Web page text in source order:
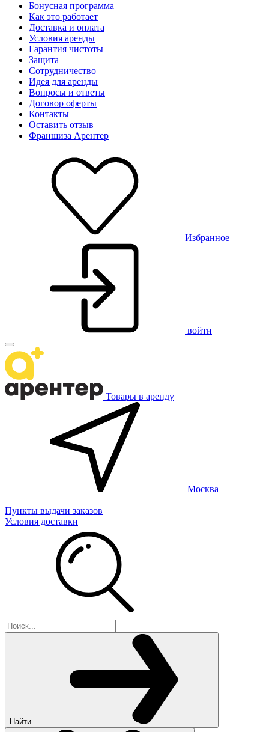
Бонусная программа
Как это работает
Доставка и оплата
Условия аренды
Гарантия чистоты
Защита
Сотрудничество
Идея для аренды
Вопросы и ответы
Договор оферты
Контакты
Оставить отзыв
Франшиза Арентер
Избранное
войти
Товары в аренду
Москва
Пункты выдачи заказов
Условия доставки
Найти